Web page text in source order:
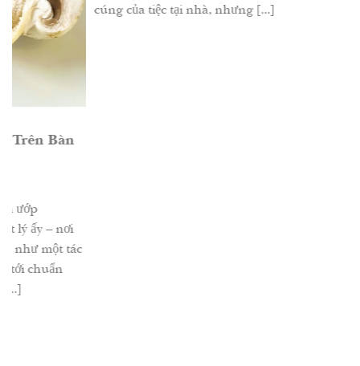
cúng của tiệc tại nhà, nhưng [...]